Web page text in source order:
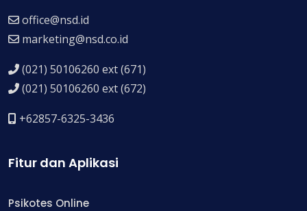
office@nsd.id
marketing@nsd.co.id
(021) 50106260 ext (671)
(021) 50106260 ext (672)
+62857-6325-3436
Fitur dan Aplikasi
Psikotes Online